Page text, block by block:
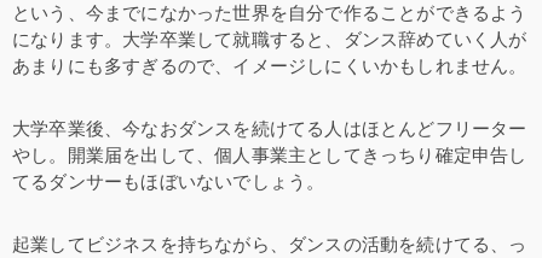
という、今までになかった世界を自分で作ることができるよう
になります。大学卒業して就職すると、ダンス辞めていく人が
あまりにも多すぎるので、イメージしにくいかもしれません。
大学卒業後、今なおダンスを続けてる人はほとんどフリーター
やし。開業届を出して、個人事業主としてきっちり確定申告し
てるダンサーもほぼいないでしょう。
起業してビジネスを持ちながら、ダンスの活動を続けてる、っ